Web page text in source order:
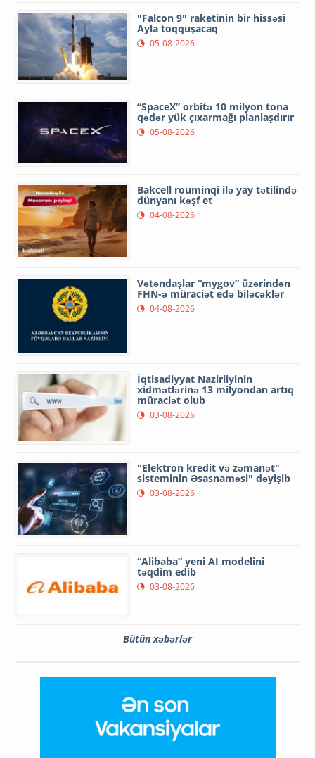
"Falcon 9" raketinin bir hissəsi
Ayla toqquşacaq
05-08-2026
“SpaceX” orbitə 10 milyon tona
qədər yük çıxarmağı planlaşdırır
05-08-2026
Bakcell rouminqi ilə yay tətilində
dünyanı kəşf et
04-08-2026
Vətəndaşlar “mygov” üzərindən
FHN-ə müraciət edə biləcəklər
04-08-2026
İqtisadiyyat Nazirliyinin
xidmətlərinə 13 milyondan artıq
müraciət olub
03-08-2026
"Elektron kredit və zəmanət"
sisteminin Əsasnaməsi" dəyişib
03-08-2026
“Alibaba” yeni AI modelini
təqdim edib
03-08-2026
Bütün xəbərlər